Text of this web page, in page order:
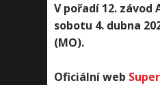
V pořadí 12. závod
sobotu 4. dubna
(MO).
Oficiální web